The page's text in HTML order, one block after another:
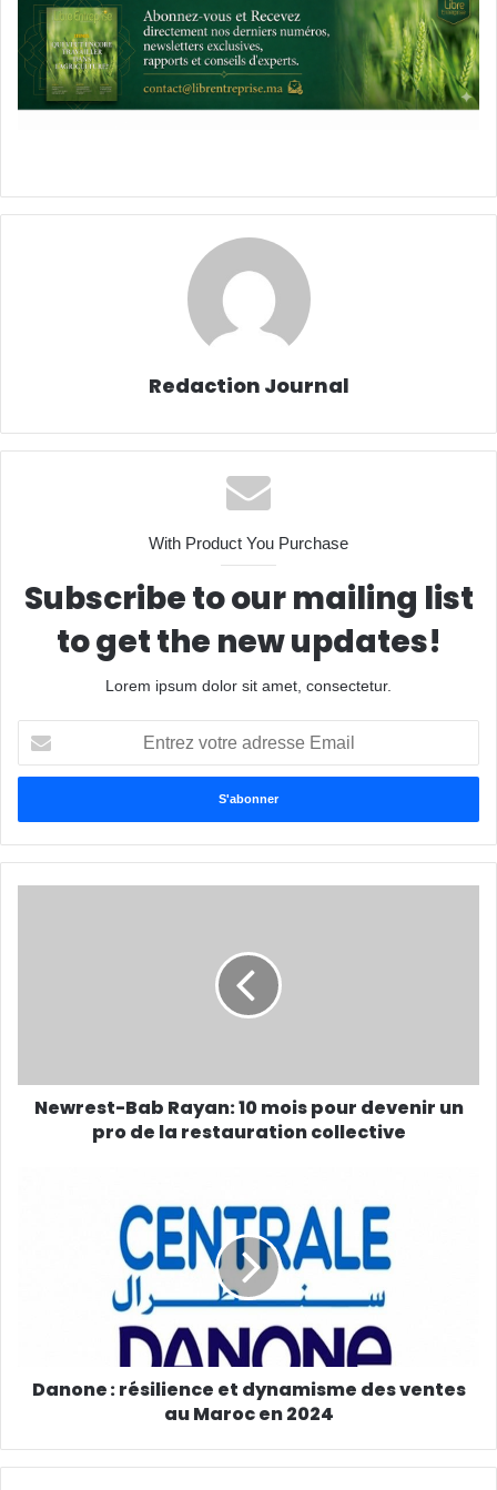
Redaction Journal
With Product You Purchase
Subscribe to our mailing list
to get the new updates!
Lorem ipsum dolor sit amet, consectetur.
votre
adresse
Newrest-Bab Rayan: 10 mois pour devenir un
pro de la restauration collective
Danone : résilience et dynamisme des ventes
au Maroc en 2024